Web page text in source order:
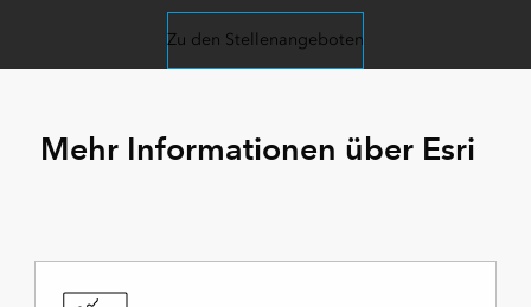
Zu den Stellenangeboten
Mehr Informationen über Esri